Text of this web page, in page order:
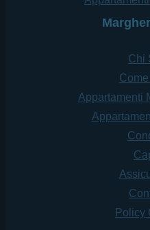
Chi
Appartamenti
Policy